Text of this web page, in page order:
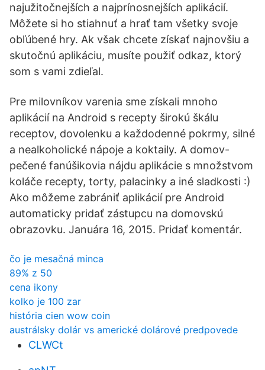
najužitočnejších a najprínosnejších aplikácií.
Môžete si ho stiahnuť a hrať tam všetky svoje
obľúbené hry. Ak však chcete získať najnovšiu a
skutočnú aplikáciu, musíte použiť odkaz, ktorý
som s vami zdieľal.
Pre milovníkov varenia sme získali mnoho
aplikácií na Android s recepty širokú škálu
receptov, dovolenku a každodenné pokrmy, silné
a nealkoholické nápoje a koktaily. A domov-
pečené fanúšikovia nájdu aplikácie s množstvom
koláče recepty, torty, palacinky a iné sladkosti :)
Ako môžeme zabrániť aplikácií pre Android
automaticky pridať zástupcu na domovskú
obrazovku. Januára 16, 2015. Pridať komentár.
čo je mesačná minca
89% z 50
cena ikony
kolko je 100 zar
história cien wow coin
austrálsky dolár vs americké dolárové predpovede
CLWCt